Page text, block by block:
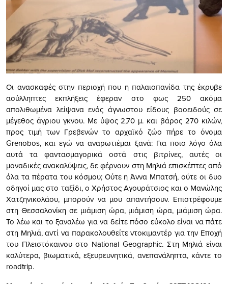
Οι ανασκαφές στην περιοχή που η παλαιοπανίδα της έκρυβε
ασύλληπτες εκπλήξεις έφεραν στο φως 250 ακόμα
απολιθωμένα λείψανα ενός άγνωστου είδους βοοειδούς σε
μέγεθος άγριου γκνου. Με ύψος 2,70 μ. και βάρος 270 κιλών,
προς τιμή των Γρεβενών το αρχαϊκό ζώο πήρε το όνομα
Grenobos, και εγώ να αναρωτιέμαι ξανά: Για ποιο λόγο όλα
αυτά τα φαντασμαγορικά οστά στις βιτρίνες, αυτές οι
μοναδικές ανακαλύψεις, δε φέρνουν στη Μηλιά επισκέπτες από
όλα τα πέρατα του κόσμου; Ούτε η Άννα Μπατσή, ούτε οι δυο
οδηγοί μας στο ταξίδι, ο Χρήστος Αγουράτσιος και ο Μανώλης
Χατζηνικολάου, μπορούν να μου απαντήσουν. Επιστρέφουμε
στη Θεσσαλονίκη σε μιάμιση ώρα, μιάμιση ώρα, μιάμιση ώρα.
Το λέω και το ξαναλέω για να δείτε πόσο εύκολο είναι να πάτε
στη Μηλιά, αντί να παρακολουθείτε ντοκιμαντέρ για την Εποχή
του Πλειστόκαινου στο National Geographic. Στη Μηλιά είναι
καλύτερα, βιωματικά, εξευρευνητικά, ανεπανάληπτα, κάντε το
roadtrip.